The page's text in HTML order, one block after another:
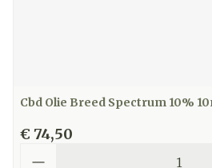
Cbd Olie Breed Spectrum 10%
€ 74,50